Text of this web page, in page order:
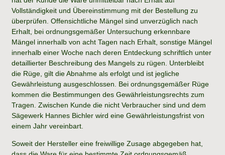
Vollständigkeit und Übereinstimmung mit der Bestellung zu
überprüfen. Offensichtliche Mängel sind unverzüglich nach
Erhalt, bei ordnungsgemäßer Untersuchung erkennbare
Mängel innerhalb von acht Tagen nach Erhalt, sonstige Mängel
innerhalb einer Woche nach deren Entdeckung schriftlich unter
detaillierter Beschreibung des Mangels zu rügen. Unterbleibt
die Rüge, gilt die Abnahme als erfolgt und ist jegliche
Gewährleistung ausgeschlossen. Bei ordnungsgemäßer Rüge
kommen die Bestimmungen des Gewährleistungsrechts zum
Tragen. Zwischen Kunde die nicht Verbraucher sind und dem
Sägewerk Hannes Bichler wird eine Gewährleistungsfrist von
einem Jahr vereinbart.
Soweit der Hersteller eine freiwillige Zusage abgegeben hat,